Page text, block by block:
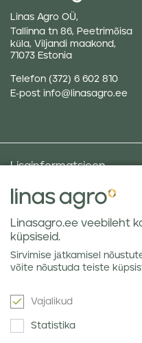
Linas Agro OÜ,
Tallinna tn 86, Peetrimõisa
küla, Viljandi maakond,
71073 Estonia
Telefon (372) 6 602 810
E-post info@linasagro.ee
Lisainformatsioon
Taluniku põllugalerii
Sotsiaalne vastutus ja
Andmekaitsetingimused
Kauba hoiustamine
Teraviljaturu ülevaated
Uudiskiri
Linasagro.ee veebileht
küpsiseid.
Sirvimise jätkamisel
võite nõustuda teiste
Vajalikud
Statistika